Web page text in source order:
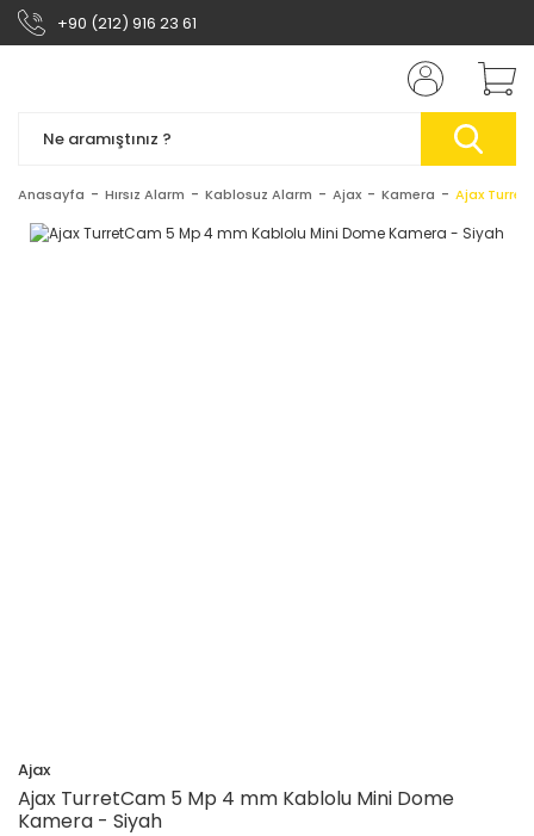
+90 (212) 916 23 61
Anasayfa Hırsız Alarm Kablosuz Alarm Ajax Kamera Ajax
Ajax
Ajax TurretCam 5 Mp 4 mm Kablolu Mini Dome
Kamera - Siyah